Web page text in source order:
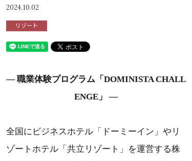
2024.10.02
リゾート
― 職業体験プログラム「DOMINISTA CHALL
ENGE」 ―
全国にビジネスホテル「ドーミーイン」やリ
ゾートホテル「共立リゾート」を運営する株